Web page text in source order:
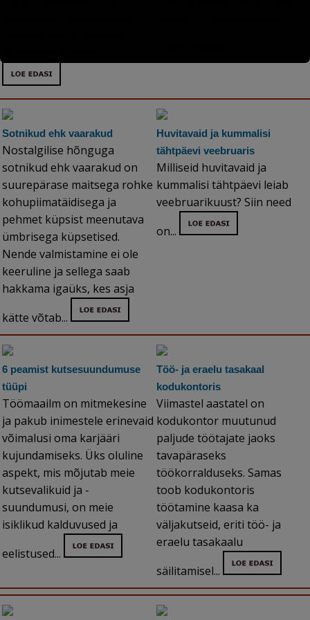
Sotnikud ehk vaarakud
Nostalgilise hõnguga
sotnikud ehk vaarakud on
suurepärase maitsega rohke
kohupiimatäidisega ja
pehmet küpsist meenutava
ümbrisega küpsetised.
Nende valmistamine ei ole
keeruline ja sellega saab
hakkama igaüks, kes asja
kätte võtab...
Huvitavaid ja kummalisi
tähtpäevi veebruaris
Milliseid huvitavaid ja
kummalisi tähtpäevi leiab
veebruarikuust? Siin need
on...
6 peamist kutsesuundumuse
tüüpi
Töömaailm on mitmekesine
ja pakub inimestele erinevaid
võimalusi oma karjääri
kujundamiseks. Üks oluline
aspekt, mis mõjutab meie
kutsevalikuid ja -
suundumusi, on meie
isiklikud kalduvused ja
eelistused...
Töö- ja eraelu tasakaal
kodukontoris
Viimastel aastatel on
kodukontor muutunud
paljude töötajate jaoks
tavapäraseks
töökorralduseks. Samas
toob kodukontoris
töötamine kaasa ka
väljakutseid, eriti töö- ja
eraelu tasakaalu
säilitamisel...